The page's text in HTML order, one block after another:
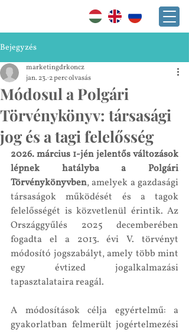
Bejegyzés
Módosul a Polgári
Törvénykönyv: társasági
jog és a tagi felelősség
marketingdrkoncz
jan. 23. 2 perc olvasás
2026. március 1-jén jelentős változások
lépnek hatályba a Polgári
Törvénykönyvben, amelyek a gazdasági
társaságok működését és a tagok
felelősségét is közvetlenül érintik. Az
Országgyűlés 2025 decemberében
fogadta el a 2013. évi V. törvényt
módosító jogszabályt, amely több mint
egy évtized jogalkalmazási
tapasztalataira reagál.
A módosítások célja egyértelmű: a
gyakorlatban felmerült jogértelmezési